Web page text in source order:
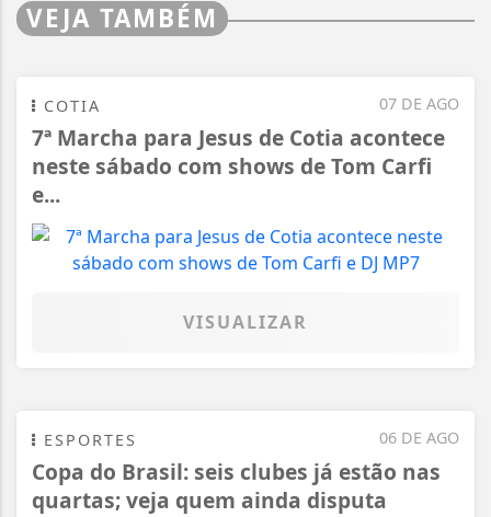
VEJA TAMBÉM
07 DE AGO
COTIA
7ª Marcha para Jesus de Cotia acontece
neste sábado com shows de Tom Carfi
e...
VISUALIZAR
06 DE AGO
ESPORTES
Copa do Brasil: seis clubes já estão nas
quartas; veja quem ainda disputa